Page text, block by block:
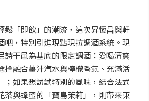
鬆「即飲」的潮流，這次昇恆昌與軒
吧，特別引進現點現拉調酒系統。現
詩干邑為基底的限定調酒：愛喝清爽
擇融合薑汁汽水與檸檬香氣、充滿活
；如果想試試特別的風味，結合法式
茶與蜂蜜的「寶島茉莉」，則帶來東